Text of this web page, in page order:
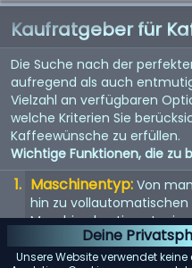
Deine
Unsere Website verwendet
Kaufratgeber für
Die Suche nach der
aufregend als auch
Vielzahl an verfügbaren
welche Kriterien Sie
Kaffeewünsche zu erfüllen.
Wichtige Funktionen, die zu
Maschinentyp: Von
hin zu
Maschine bestimmt, wie
Brühvorgang haben.